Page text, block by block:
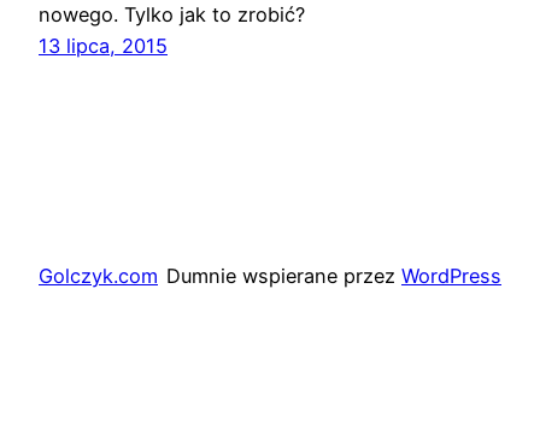
nowego. Tylko jak to zrobić?
13 lipca, 2015
Golczyk.com Dumnie wspierane przez WordPress